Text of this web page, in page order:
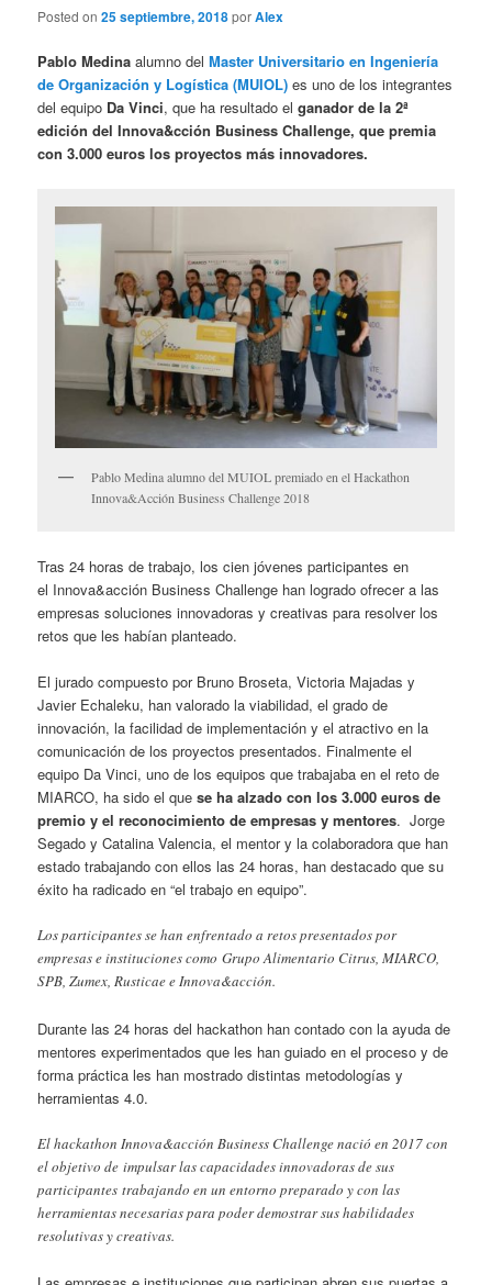
Posted on25 septiembre, 2018porAlex
Pablo Medina alumno delMaster Universitario en Ingeniería
de Organización y Logística (MUIOL) es uno de los integrantes
del equipo Da Vinci, que ha resultado elganador de la 2ª
edición del Innova&cción Business Challenge, que premia
con 3.000 euros los proyectos más innovadores.
Pablo Medina alumno del MUIOL premiado en el Hackathon
Innova&Acción Business Challenge 2018
Tras 24 horas de trabajo, los cien jóvenes participantes en
el Innova&acción Business Challenge han logrado ofrecer a las
empresas soluciones innovadoras y creativas para resolver los
retos que les habían planteado.
El jurado compuesto por Bruno Broseta, Victoria Majadas y
Javier Echaleku, han valorado la viabilidad, el grado de
innovación, la facilidad de implementación y el atractivo en la
comunicación de los proyectos presentados. Finalmente el
equipo Da Vinci, uno de los equipos que trabajaba en el reto de
MIARCO, ha sido el quese ha alzado con los 3.000 euros de
premio y el reconocimiento de empresas y mentores. Jorge
Segado y Catalina Valencia, el mentor y la colaboradora que han
estado trabajando con ellos las 24 horas, han destacado que su
éxito ha radicado en “el trabajo en equipo”.
Los participantes se han enfrentado a retos presentados por
empresas e instituciones como Grupo Alimentario Citrus, MIARCO,
SPB, Zumex, Rusticae e Innova&acción.
Durante las 24 horas del hackathon han contado con la ayuda de
mentores experimentados que les han guiado en el proceso y de
forma práctica les han mostrado distintas metodologías y
herramientas 4.0.
El hackathon Innova&acción Business Challenge nació en 2017 con
el objetivo de impulsar las capacidades innovadoras de sus
participantes trabajando en un entorno preparado y con las
herramientas necesarias para poder demostrar sus habilidades
resolutivas y creativas.